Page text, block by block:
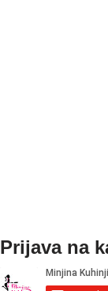
Prijava na